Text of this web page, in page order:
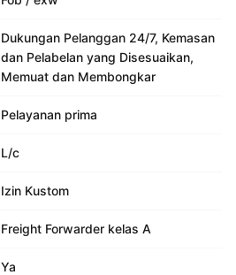
Dukungan Pelanggan 24/7, Kemasan
dan Pelabelan yang Disesuaikan,
Memuat dan Membongkar
Pelayanan prima
L/c
Izin Kustom
Freight Forwarder kelas A
Ya